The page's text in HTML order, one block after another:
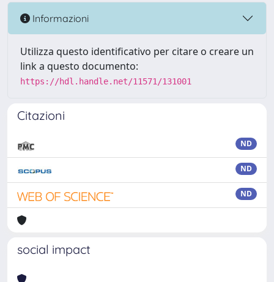
Informazioni
Utilizza questo identificativo per citare o creare un
link a questo documento:
https://hdl.handle.net/11571/131001
Citazioni
ND
ND
ND
social impact